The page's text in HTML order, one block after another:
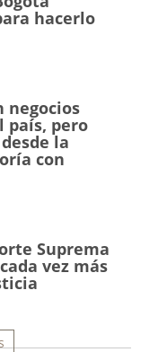
hacerlo
negocios
país, pero
la
con
Suprema
vez más